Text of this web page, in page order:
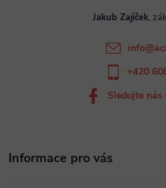
p
Informace pro vás
Jakub Zajíček
info@
+420
Sledujte nás